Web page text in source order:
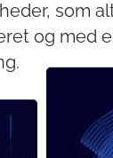
som
og med